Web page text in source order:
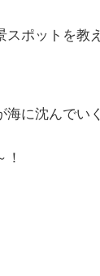
ポットを教
海に沈んでい